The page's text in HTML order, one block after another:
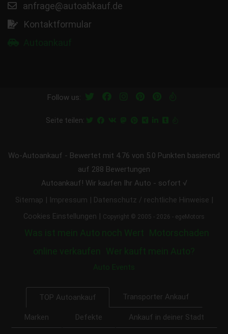
anfrage@autoabkauf.de
Kontaktformular
Follow us:
Seite teilen:
Wo-Autoankauf - Bewertet mit 4.76 von 5.0 Punkten basierend
auf 288 Bewertungen
Autoankauf! Wir kaufen Ihr Auto - sofort √
Sitemap Impressum Datenschutz / rechtliche Hinweise
Cookies Einstellungen Copyright © 2005 - 2026 - egeMotors
Was ist mein Auto noch Wert Motorschaden
online verkaufen
Wer kauft mein Auto?
Auto Events
TOP Autoankauf Transporter Ankauf
Marken Defekte Ankauf in deiner Stadt